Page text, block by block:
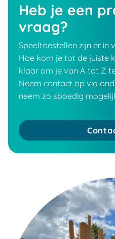
Heb je een
vraag?
Speeltoestellen zijn er in
Hoe kom je tot de juiste
klaar om je van A tot Z
Neem contact op via
neem zo spoedig